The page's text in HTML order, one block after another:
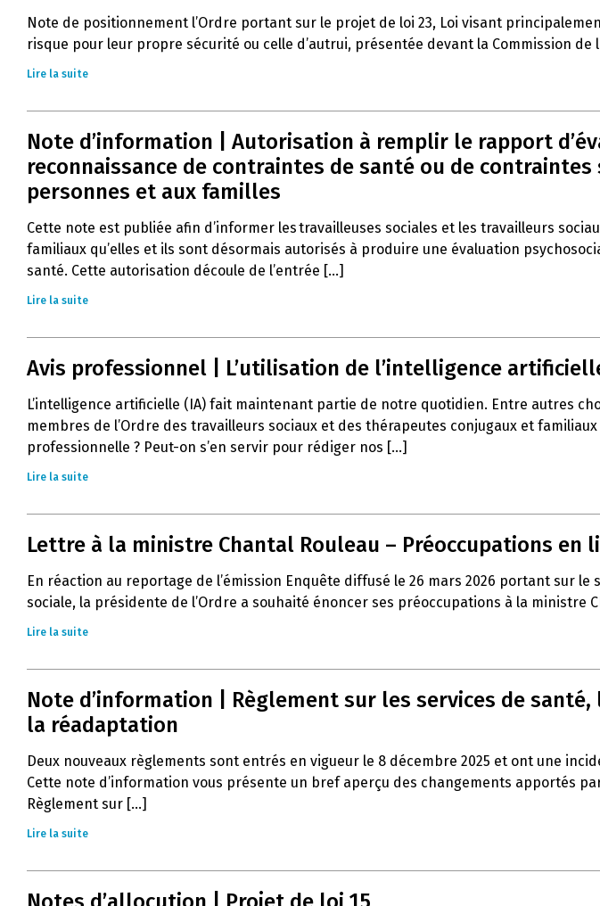
Note de positionnement l’Ordre portant sur le projet de loi 23, Loi visant
risque pour leur propre sécurité ou celle d’autrui, présentée devant la Commission de
Lire la suite
Note d’information | Autorisation à remplir le rapport
reconnaissance de contraintes de santé ou de
personnes et aux familles
Cette note est publiée afin d’informer les travailleuses sociales et les travailleurs
familiaux qu’elles et ils sont désormais autorisés à produire une évaluation
santé. Cette autorisation découle de l’entrée [...]
Lire la suite
Avis professionnel | L’utilisation de l’intelligence
L’intelligence artificielle (IA) fait maintenant partie de notre quotidien. Entre autres
membres de l’Ordre des travailleurs sociaux et des thérapeutes conjugaux et
professionnelle ? Peut-on s’en servir pour rédiger nos [...]
Lire la suite
Lettre à la ministre Chantal Rouleau – Préoccupations en
En réaction au reportage de l’émission Enquête diffusé le 26 mars 2026 portant sur
sociale, la présidente de l’Ordre a souhaité énoncer ses préoccupations à la ministre
Lire la suite
Note d’information | Règlement sur les services de
la réadaptation
Deux nouveaux règlements sont entrés en vigueur le 8 décembre 2025 et ont une
Cette note d’information vous présente un bref aperçu des changements apportés
Règlement sur [...]
Lire la suite